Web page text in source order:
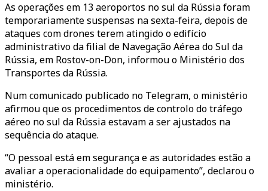
As operações em 13 aeroportos no sul da Rússia foram
temporariamente suspensas na sexta-feira, depois de
ataques com drones terem atingido o edifício
administrativo da filial de Navegação Aérea do Sul da
Rússia, em Rostov-on-Don, informou o Ministério dos
Transportes da Rússia.
Num comunicado publicado no Telegram, o ministério
afirmou que os procedimentos de controlo do tráfego
aéreo no sul da Rússia estavam a ser ajustados na
sequência do ataque.
“O pessoal está em segurança e as autoridades estão a
avaliar a operacionalidade do equipamento”, declarou o
ministério.